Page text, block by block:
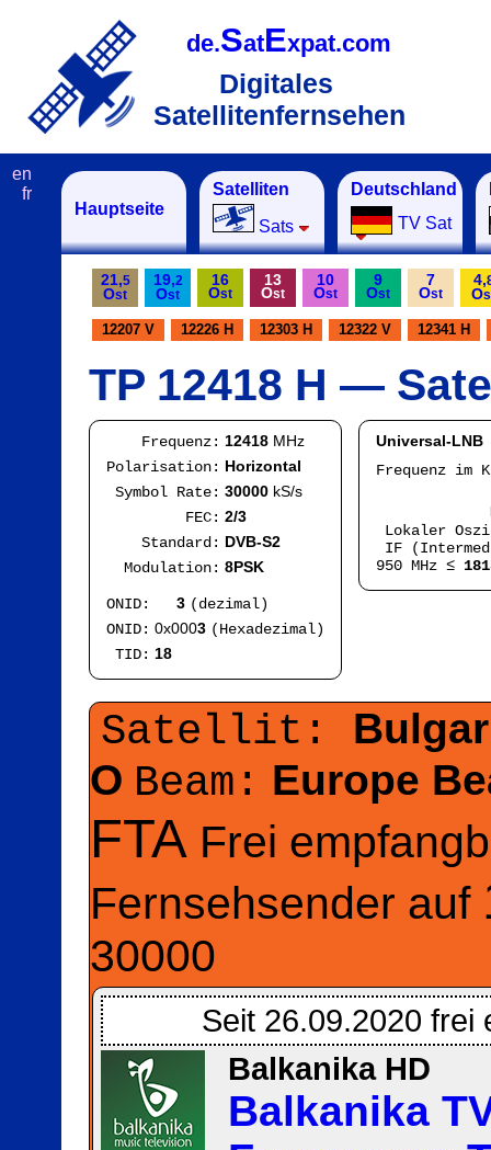
de.SatExpat.com
Digitales
Satellitenfernsehen
Hauptseite
Satelliten
Sats
Deutschland
TV Sat
en
fr
21,5
Ost
19,2
Ost
16
Ost
13
Ost
10
Ost
9
Ost
7
Ost
4,
O
12207 V 12226 H 12303 H 12322 V 12341 H
TP 12418 H —
Frequenz: 12418 MHz
Polarisation: Horizontal
Symbol Rate: 30000 kS/s
FEC: 2/3
Standard: DVB-S2
Modulation: 8PSK
ONID: 3 (dezimal)
ONID: 0x0003 (Hexadezimal)
TID: 18
Universal-LNB
Frequenz im
Lokaler
IF
950 MHz ≤
Satellit:
O Beam: Europe
FTA Frei
Fernsehsender auf
30000
Seit 26.09.2020 frei
Balkanika HD
Balkanika